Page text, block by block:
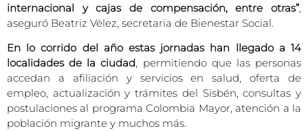
internacional y cajas de compensación, entre otras”,
aseguró Beatriz Vélez, secretaria de Bienestar Social.
En lo corrido del año estas jornadas han llegado a 14
localidades de la ciudad, permitiendo que las personas
accedan a afiliación y servicios en salud, oferta de
empleo, actualización y trámites del Sisbén, consultas y
postulaciones al programa Colombia Mayor, atención a la
población migrante y muchos más.